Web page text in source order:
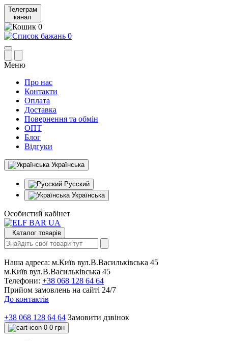
Телеграм
канал
0
0
Меню
Про нас
Контакти
Оплата
Доставка
Повернення та обмін
ОПТ
Блог
Відгуки
Українська
Русский
Українська
Особистий кабінет
Каталог товарів
Наша адреса: м.Київ вул.В.Васильківська 45
м.Київ вул.В.Васильківська 45
Телефони: +38 068 128 64 64
Прийом замовлень на сайті 24/7
До контактів
+38 068 128 64 64 Замовити дзвінок
0 0 грн